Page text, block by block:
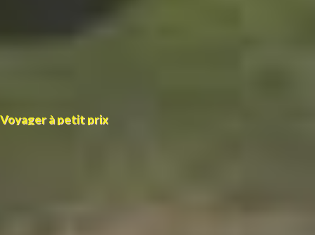
Voyager à petit prix